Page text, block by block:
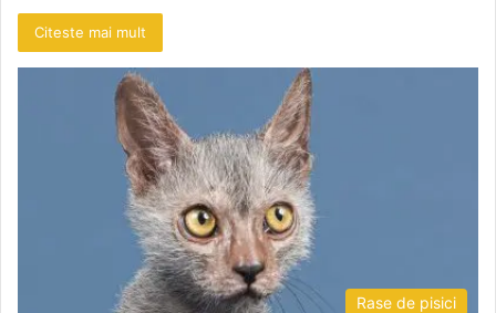
Citeste mai mult
Rase de pisici